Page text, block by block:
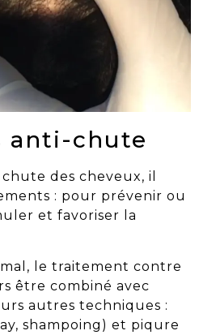
anti-chute
chute des cheveux, il
: pour prévenir ou
et favoriser la
le traitement contre
être combiné avec
autres techniques :
shampoing) et piqure